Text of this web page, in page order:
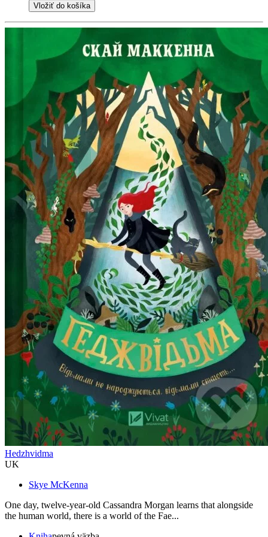
Vložiť do košíka
Hedzhvidma
UK
Skye McKenna
One day, twelve-year-old Cassandra Morgan learns that alongside
the human world, there is a world of the Fae...